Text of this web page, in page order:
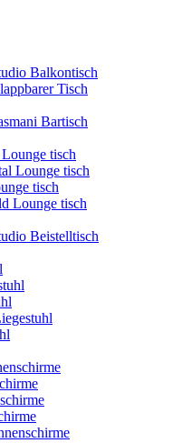
Balkontisch
Tisch
Bartisch
tisch
Lounge tisch
tisch
Lounge tisch
Beistelltisch